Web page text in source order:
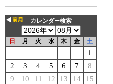
カレンダー検索
日 月 火 水 木 金 土
1
2
3 4 5 6 7
8
9
10 11 12 13 14
15